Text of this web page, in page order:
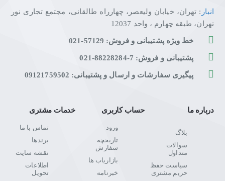
انبار : تهران، خیابان ولیعصر، چهارراه طالقانی، مجتمع تجاری نور
تهران، طبقه چهارم ، واحد 12037
خط ویژه پشتیبانی و فروش: 57129-021
پشتیبانی و فروش: 7-88228284-021
پیگیری سفارشات و ارسال و پشتیبانی: 09121759502
درباره ما
بلاگ
سوالات
متداول
سیاست حفظ
حریم مشتری
حساب کاربری
ورود
تاریخچه
سفارش
بازاریاب ها
خبرنامه
خدمات مشتری
تماس با ما
برندها
نقشه سایت
اطلاعات
تحویل